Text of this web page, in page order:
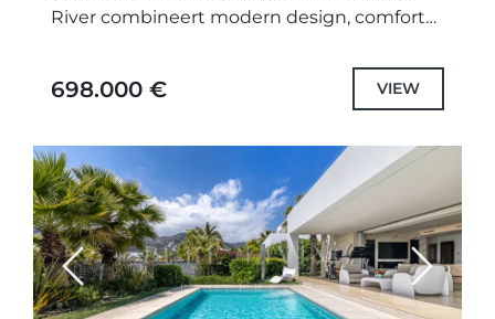
River combineert modern design, comfort
exclusieve locaties van Marbella. Het
698.000 € VIEW
Previous Next